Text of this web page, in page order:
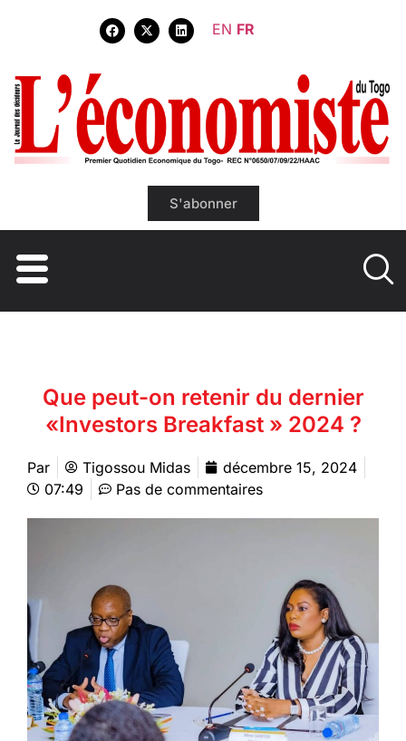
EN FR
S'abonner
Que peut-on retenir du dernier
«Investors Breakfast » 2024 ?
Par Tigossou Midas
décembre 15, 2024
07:49
Pas de commentaires